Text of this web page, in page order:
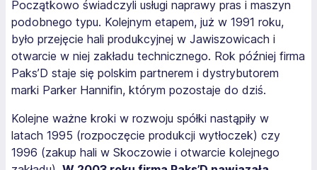
Początkowo świadczyli usługi naprawy pras i maszyn
podobnego typu. Kolejnym etapem, już w 1991 roku,
było przejęcie hali produkcyjnej w Jawiszowicach i
otwarcie w niej zakładu technicznego. Rok później firma
Paks’D staje się polskim partnerem i dystrybutorem
marki Parker Hannifin, którym pozostaje do dziś.
Kolejne ważne kroki w rozwoju spółki nastąpiły w
latach 1995 (rozpoczęcie produkcji wytłoczek) czy
1996 (zakup hali w Skoczowie i otwarcie kolejnego